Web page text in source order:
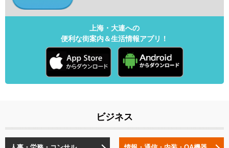
上海・大連への
便利な街案内＆生活情報アプリ！
ビジネス